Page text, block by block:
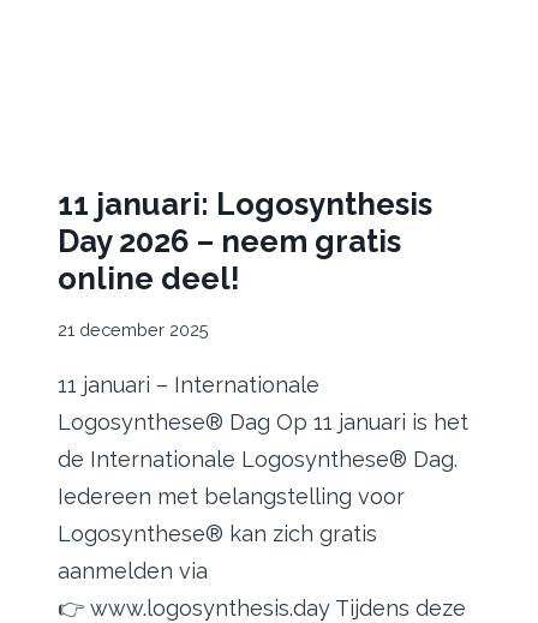
11 januari: Logosynthesis
Day 2026 – neem gratis
online deel!
21 december 2025
11 januari – Internationale
Logosynthese® Dag Op 11 januari is het
de Internationale Logosynthese® Dag.
Iedereen met belangstelling voor
Logosynthese® kan zich gratis
aanmelden via
👉 www.logosynthesis.day Tijdens deze